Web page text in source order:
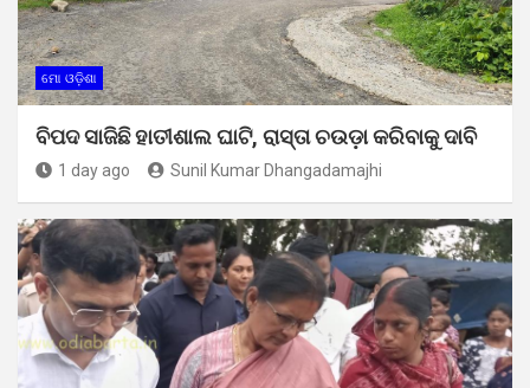
ମୋ ଓଡ଼ିଶା
ବିପଦ ସାଜିଛି ହାତୀଶାଲ ଘାଟି, ରାସ୍ତା ଚଉଡ଼ା କରିବାକୁ ଦାବି
1 day ago Sunil Kumar Dhangadamajhi